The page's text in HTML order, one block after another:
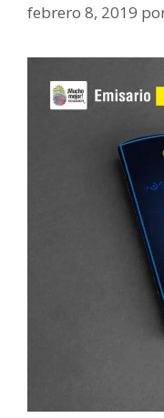
febrero 8, 2019